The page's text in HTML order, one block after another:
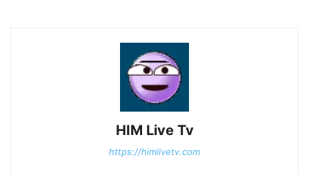
HIM Live Tv
https://himlivetv.com